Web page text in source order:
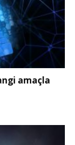
amaçla